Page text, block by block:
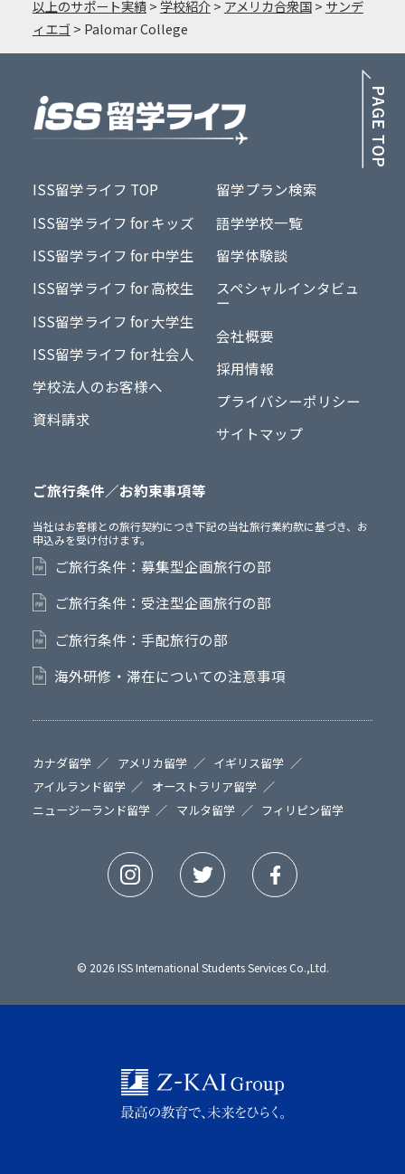
以上のサポート実績> 学校紹介> アメリカ合衆国> サンデ
ィエゴ > Palomar College
ISS留学ライフ TOP
ISS留学ライフ for キッズ
ISS留学ライフ for 中学生
ISS留学ライフ for 高校生
ISS留学ライフ for 大学生
ISS留学ライフ for 社会人
学校法人のお客様へ
資料請求
留学プラン検索
語学学校一覧
留学体験談
スペシャルインタビュ
ー
会社概要
採用情報
プライバシーポリシー
サイトマップ
ご旅行条件／お約束事項等
当社はお客様との旅行契約につき下記の当社旅行業約款に基づき、お
申込みを受け付けます。
ご旅行条件：募集型企画旅行の部
ご旅行条件：受注型企画旅行の部
ご旅行条件：手配旅行の部
海外研修・滞在についての注意事項
カナダ留学 アメリカ留学
イギリス留学
アイルランド留学
オーストラリア留学
ニュージーランド留学
マルタ留学 フィリピン留学
© 2026 ISS International Students Services Co.,Ltd.